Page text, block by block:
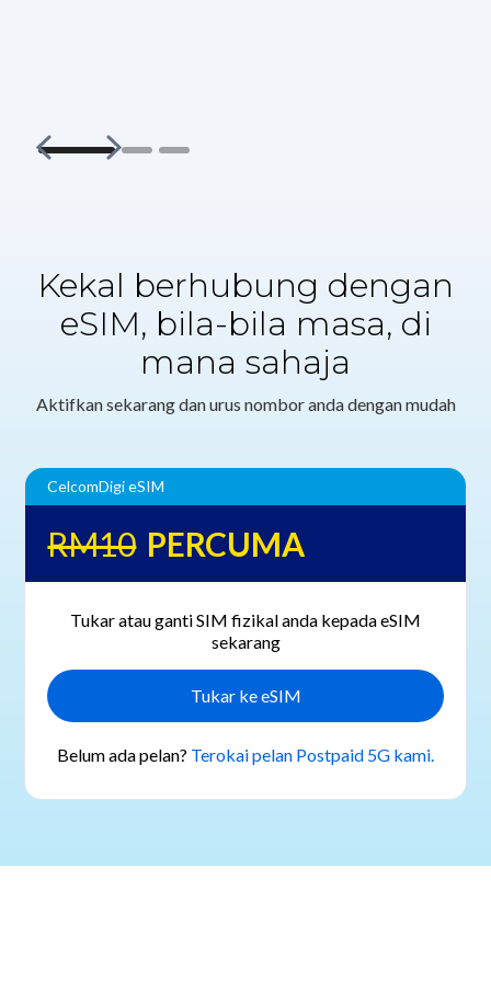
Kekal berhubung dengan
eSIM, bila-bila masa, di
mana sahaja
Aktifkan sekarang dan urus nombor anda dengan mudah
CelcomDigi eSIM
RM10 PERCUMA
Tukar atau ganti SIM fizikal anda kepada eSIM
sekarang
Tukar ke eSIM
Belum ada pelan? Terokai pelan Postpaid 5G kami.